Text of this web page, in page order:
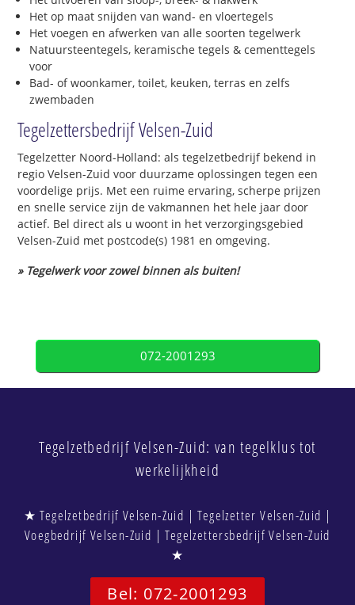
Het op maat snijden van wand- en vloertegels
Het voegen en afwerken van alle soorten tegelwerk
Natuursteentegels, keramische tegels & cementtegels
voor
Bad- of woonkamer, toilet, keuken, terras en zelfs
zwembaden
Tegelzettersbedrijf Velsen-Zuid
Tegelzetter Noord-Holland: als tegelzetbedrijf bekend in
regio Velsen-Zuid voor duurzame oplossingen tegen een
voordelige prijs. Met een ruime ervaring, scherpe prijzen
en snelle service zijn de vakmannen het hele jaar door
actief. Bel direct als u woont in het verzorgingsgebied
Velsen-Zuid met postcode(s) 1981 en omgeving.
» Tegelwerk voor zowel binnen als buiten!
072-2001293
Tegelzetbedrijf Velsen-Zuid: van tegelklus tot
werkelijkheid
★ Tegelzetbedrijf Velsen-Zuid | Tegelzetter Velsen-Zuid |
Voegbedrijf Velsen-Zuid | Tegelzettersbedrijf Velsen-Zuid
★
Bel: 072-2001293